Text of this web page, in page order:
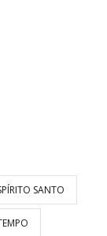
SANTO